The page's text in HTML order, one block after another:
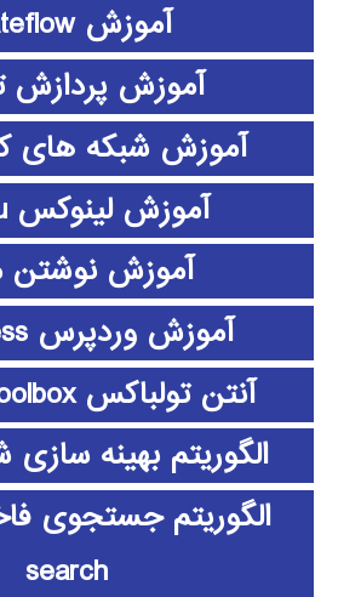
آموزش stateflow
آموزش پردازش
آموزش شبکه های
آموزش لینوکس ubuntu
آموزش نوشتن
آموزش وردپرس wordpress
آنتن تولباکس antenna toolbox
الگوریتم بهینه سازی
search